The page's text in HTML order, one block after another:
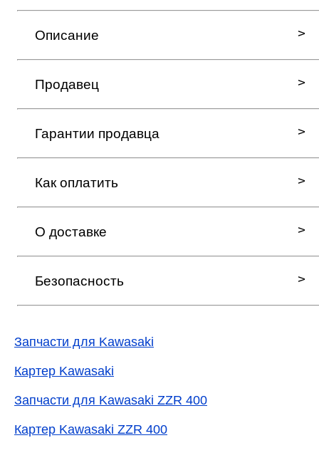
Описание
Продавец
Гарантии продавца
Как оплатить
О доставке
Безопасность
Запчасти для Kawasaki
Картер Kawasaki
Запчасти для Kawasaki ZZR 400
Картер Kawasaki ZZR 400